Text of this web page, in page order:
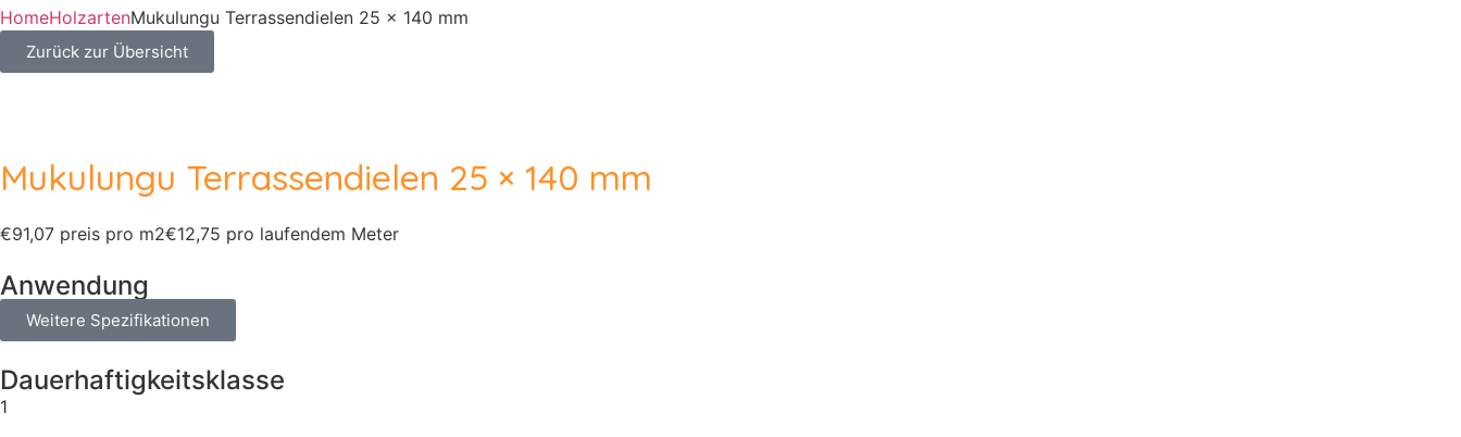
HomeHolzartenMukulungu Terrassendielen 25 × 140 mm
Zurück zur Übersicht
Mukulungu Terrassendielen 25 × 140 mm
€91,07 preis pro m2€12,75 pro laufendem Meter
Anwendung
Weitere Spezifikationen
Dauerhaftigkeitsklasse
1